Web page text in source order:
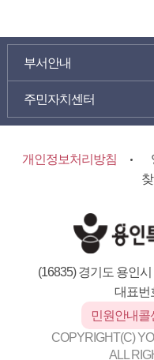
부서안내
주민자치센터
개인정보처리방침
(16835) 경기도 용인
대표번
민원안내콜
COPYRIGHT(C)
ALL